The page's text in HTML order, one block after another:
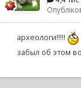
археологи!!!!!
забыл об этом